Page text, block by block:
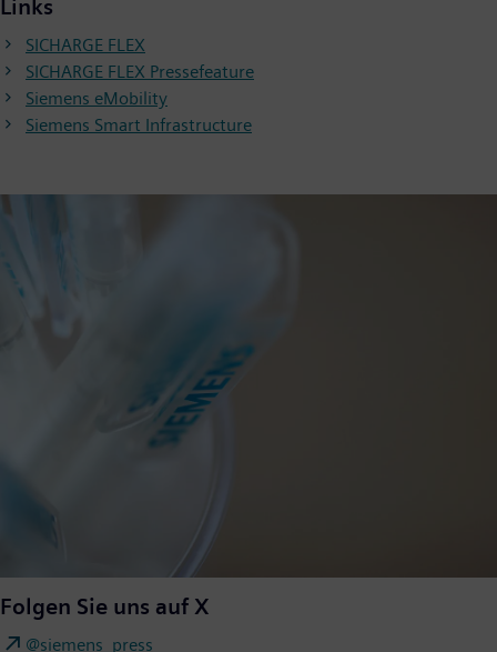
Links
SICHARGE FLEX
SICHARGE FLEX Pressefeature
Siemens eMobility
Siemens Smart Infrastructure
Folgen Sie uns auf X
@siemens_press